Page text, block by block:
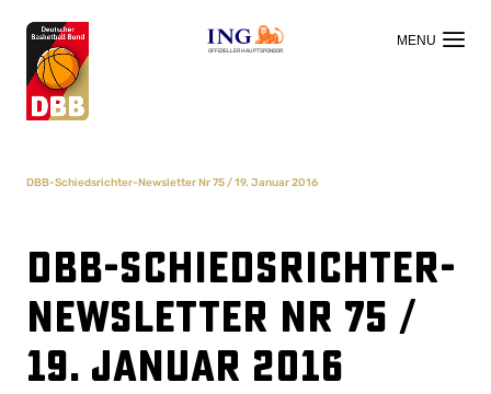
OFFIZIELLER HAUPTSPONSOR
DBB-Schiedsrichter-Newsletter Nr 75 / 19. Januar 2016
DBB-Schiedsrichter-
Newsletter Nr 75 /
19. Januar 2016